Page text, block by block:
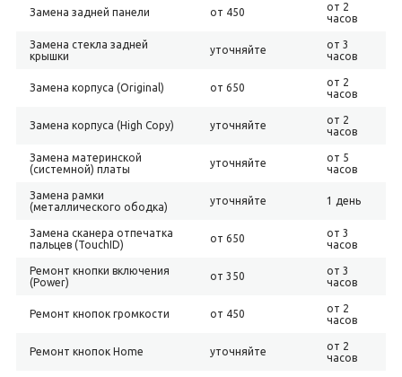
Замена задней панели от 450
от 2
часов
Замена стекла задней
крышки
уточняйте
от 3
часов
Замена корпуса (Original) от 650
от 2
часов
Замена корпуса (High Copy) уточняйте
от 2
часов
Замена материнской
(системной) платы
уточняйте
от 5
часов
Замена рамки
(металлического ободка)
уточняйте 1 день
Замена сканера отпечатка
пальцев (TouchID)
от 650
от 3
часов
Ремонт кнопки включения
(Power)
от 350
от 3
часов
Ремонт кнопок громкости от 450
от 2
часов
Ремонт кнопок Home уточняйте
от 2
часов